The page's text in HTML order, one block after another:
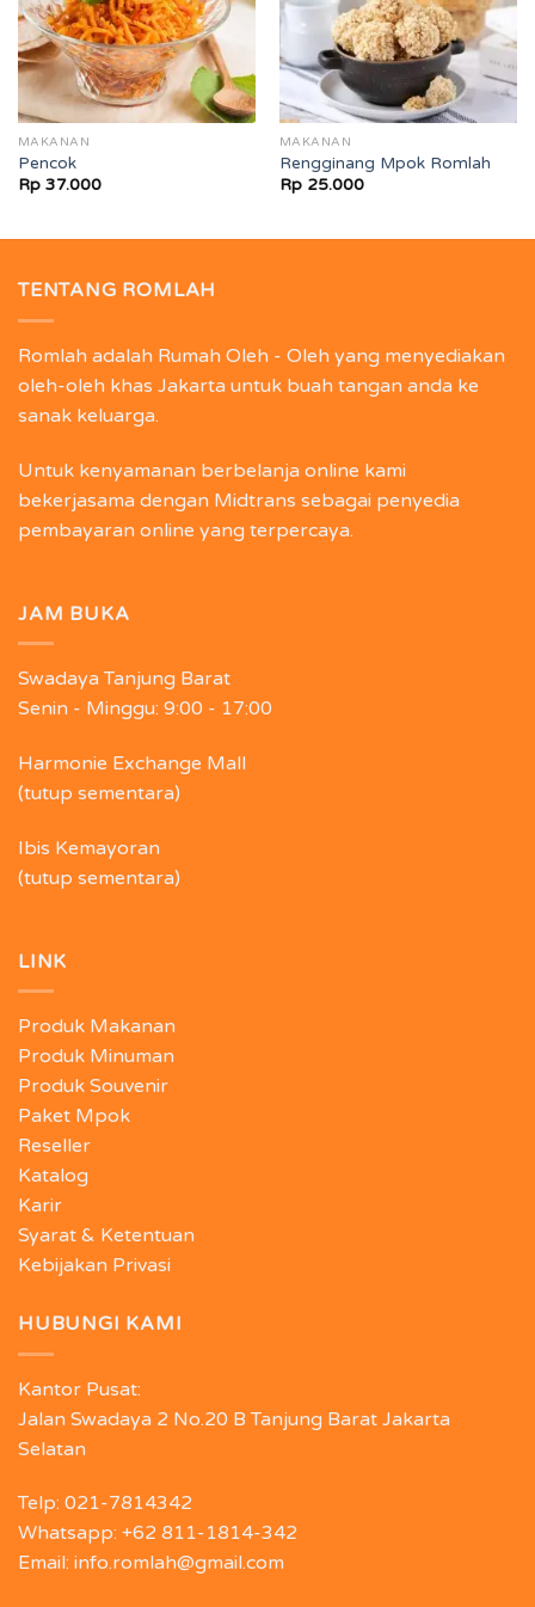
MAKANAN
Pencok
Rp37.000
MAKANAN
Rengginang Mpok Romlah
Rp25.000
TENTANG ROMLAH
Romlah adalah Rumah Oleh - Oleh yang menyediakan
oleh-oleh khas Jakarta untuk buah tangan anda ke
sanak keluarga.
Untuk kenyamanan berbelanja online kami
bekerjasama dengan Midtrans sebagai penyedia
pembayaran online yang terpercaya.
JAM BUKA
Swadaya Tanjung Barat
Senin - Minggu: 9:00 - 17:00
Harmonie Exchange Mall
(tutup sementara)
Ibis Kemayoran
(tutup sementara)
LINK
Produk Makanan
Produk Minuman
Produk Souvenir
Paket Mpok
Reseller
Katalog
Karir
Syarat & Ketentuan
Kebijakan Privasi
HUBUNGI KAMI
Kantor Pusat:
Jalan Swadaya 2 No.20 B Tanjung Barat Jakarta
Selatan
Telp: 021-7814342
Whatsapp: +62 811-1814-342
Email: info.romlah@gmail.com